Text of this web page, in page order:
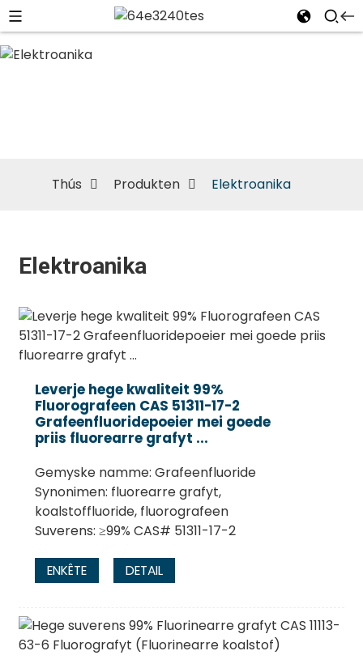
Thús Produkten Elektroanika
Elektroanika
Leverje hege kwaliteit 99%
Fluorografeen CAS 51311-17-2
Grafeenfluoridepoeier mei goede
priis fluorearre grafyt ...
Gemyske namme: Grafeenfluoride
Synonimen: fluorearre grafyt,
koalstoffluoride, fluorografeen
Suverens: ≥99% CAS# 51311-17-2
ENKÊTE DETAIL